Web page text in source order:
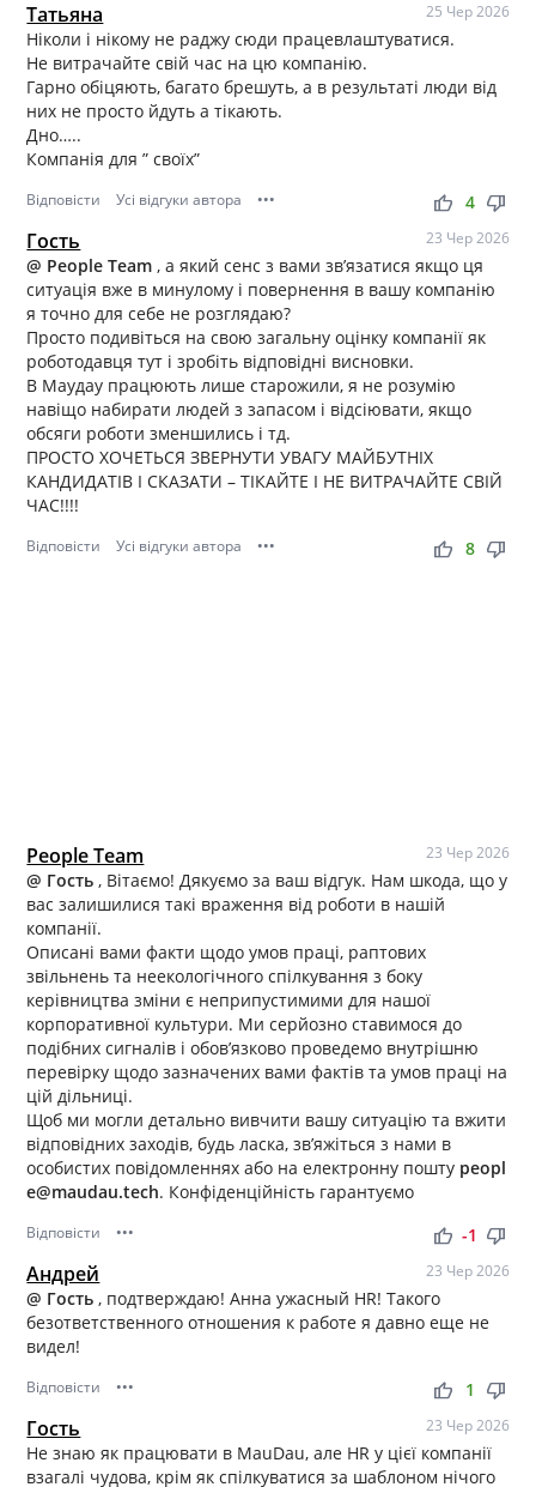
Татьяна 25 Чер 2026
Ніколи і нікому не раджу сюди працевлаштуватися.
Не витрачайте свій час на цю компанію.
Гарно обіцяють, багато брешуть, а в результаті люди від
них не просто йдуть а тікають.
Дно…..
Компанія для ” своїх”
Відповісти Усі відгуки автора ••• thumb_up thumb_down
4
Гость 23 Чер 2026
@ People Team, а який сенс з вами зв’язатися якщо ця
ситуація вже в минулому і повернення в вашу компанію
я точно для себе не розглядаю?
Просто подивіться на свою загальну оцінку компанії як
роботодавця тут і зробіть відповідні висновки.
В Маудау працюють лише старожили, я не розумію
навіщо набирати людей з запасом і відсіювати, якщо
обсяги роботи зменшились і тд.
ПРОСТО ХОЧЕТЬСЯ ЗВЕРНУТИ УВАГУ МАЙБУТНІХ
КАНДИДАТІВ І СКАЗАТИ – ТІКАЙТЕ І НЕ ВИТРАЧАЙТЕ СВІЙ
ЧАС!!!!
Відповісти Усі відгуки автора ••• thumb_up thumb_down
8
People Team 23 Чер 2026
@ Гость, Вітаємо! Дякуємо за ваш відгук. Нам шкода, що у
вас залишилися такі враження від роботи в нашій
компанії.
Описані вами факти щодо умов праці, раптових
звільнень та неекологічного спілкування з боку
керівництва зміни є неприпустимими для нашої
корпоративної культури. Ми серйозно ставимося до
подібних сигналів і обов’язково проведемо внутрішню
перевірку щодо зазначених вами фактів та умов праці на
цій дільниці.
Щоб ми могли детально вивчити вашу ситуацію та вжити
відповідних заходів, будь ласка, зв’яжіться з нами в
особистих повідомленнях або на електронну пошту peopl
e@maudau.tech. Конфіденційність гарантуємо
Відповісти ••• thumb_up thumb_down
-1
Андрей 23 Чер 2026
@ Гость, подтверждаю! Анна ужасный HR! Такого
безответственного отношения к работе я давно еще не
видел!
Відповісти ••• thumb_up thumb_down
1
Гость 23 Чер 2026
Не знаю як працювати в MauDau, але HR у цієї компанії
взагалі чудова, крім як спілкуватися за шаблоном нічого